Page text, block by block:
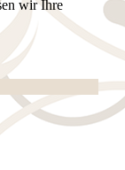
wir Ihre